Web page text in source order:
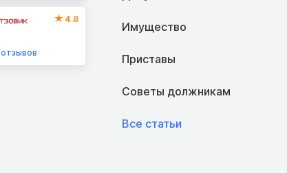
4.8
отзывов
Имущество
Приставы
Советы должникам
Все статьи